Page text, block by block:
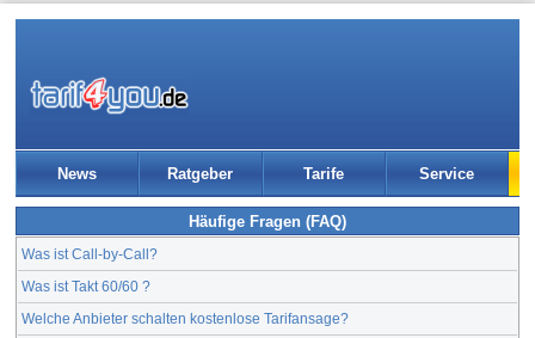
News Ratgeber Tarife Service
Häufige Fragen (FAQ)
Was ist Call-by-Call?
Was ist Takt 60/60 ?
Welche Anbieter schalten kostenlose Tarifansage?